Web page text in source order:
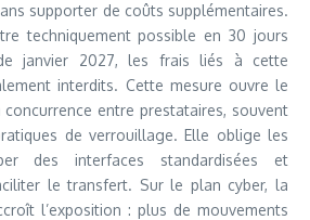
supporter de coûts supplémentaires.
techniquement possible en 30 jours
janvier 2027, les frais liés à cette
interdits. Cette mesure ouvre le
entre prestataires, souvent
de verrouillage. Elle oblige les
des interfaces standardisées et
le transfert. Sur le plan cyber, la
l’exposition : plus de mouvements